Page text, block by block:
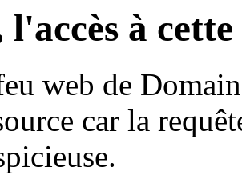
l'accès à
web de
car la